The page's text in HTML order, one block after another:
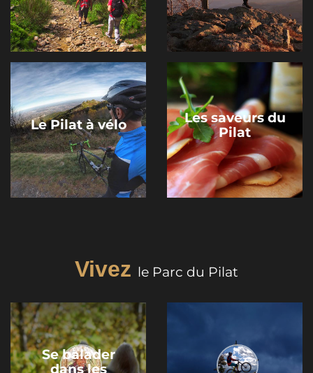
Le Pilat à vélo
Les saveurs du
Pilat
Vivez le Parc du Pilat
Se balader
dans les